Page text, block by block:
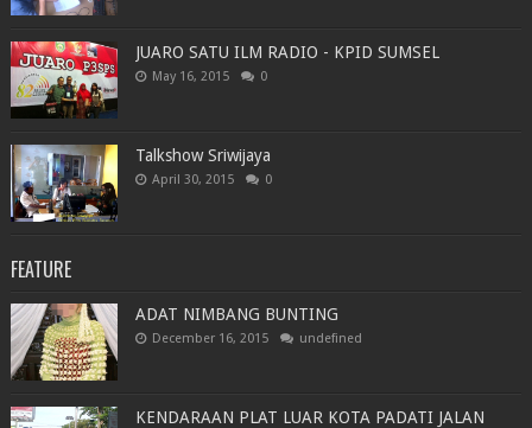
JUARO SATU ILM RADIO - KPID SUMSEL
May 16, 2015 0
Talkshow Sriwijaya
April 30, 2015 0
FEATURE
ADAT NIMBANG BUNTING
December 16, 2015 undefined
KENDARAAN PLAT LUAR KOTA PADATI JALAN